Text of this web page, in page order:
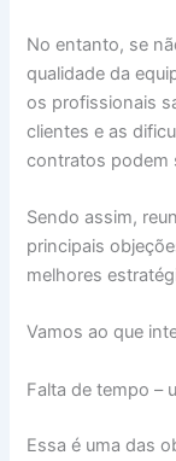
No entanto, se
qualidade da
os profissionais
clientes e as
contratos podem
Sendo assim,
principais
melhores
Vamos ao que
Falta de tempo –
Essa é uma das